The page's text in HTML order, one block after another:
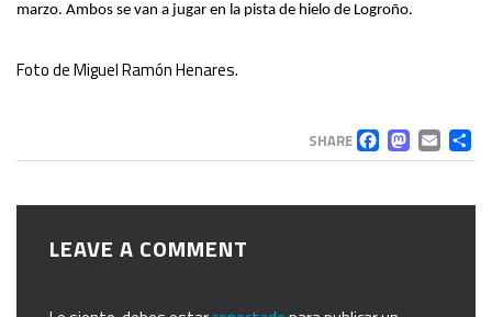
marzo. Ambos se van a jugar en la pista de hielo de Logroño.
Foto de Miguel Ramón Henares.
SHARE
LEAVE A COMMENT